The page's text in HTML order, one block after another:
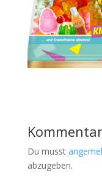
Du musst
abzugeben.